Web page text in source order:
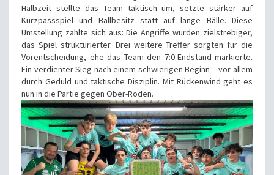
Halbzeit stellte das Team taktisch um, setzte stärker auf
Kurzpassspiel und Ballbesitz statt auf lange Bälle. Diese
Umstellung zahlte sich aus: Die Angriffe wurden zielstrebiger,
das Spiel strukturierter. Drei weitere Treffer sorgten für die
Vorentscheidung, ehe das Team den 7:0-Endstand markierte.
Ein verdienter Sieg nach einem schwierigen Beginn – vor allem
durch Geduld und taktische Disziplin. Mit Rückenwind geht es
nun in die Partie gegen Ober-Roden.